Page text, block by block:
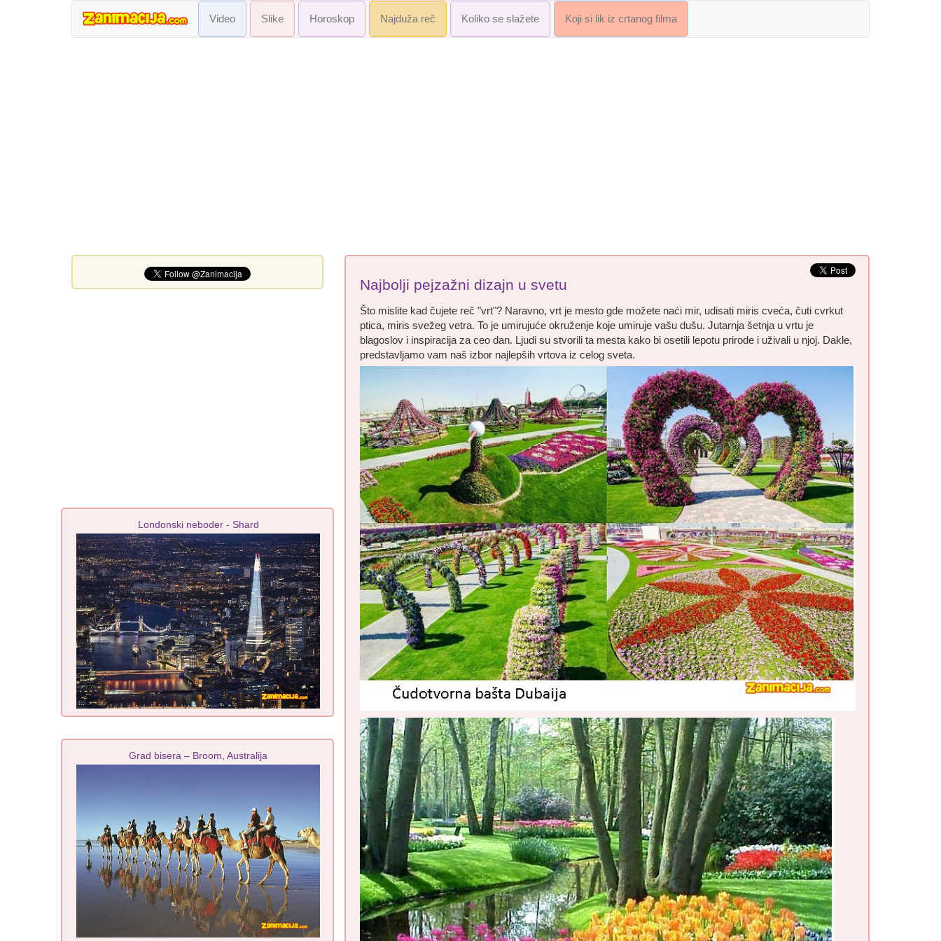
Video Slike Horoskop Najduža reč Koliko se slažete Koji si lik iz crtanog filma
Najbolji pejzažni dizajn u svetu
Što mislite kad čujete reč "vrt"? Naravno, vrt je mesto gde možete naći mir, udisati miris cveća, čuti cvrkut
ptica, miris svežeg vetra. To je umirujuće okruženje koje umiruje vašu dušu. Jutarnja šetnja u vrtu je
blagoslov i inspiracija za ceo dan. Ljudi su stvorili ta mesta kako bi osetili lepotu prirode i uživali u njoj. Dakle,
predstavljamo vam naš izbor najlepših vrtova iz celog sveta.
Londonski neboder - Shard
Grad bisera – Broom, Australija